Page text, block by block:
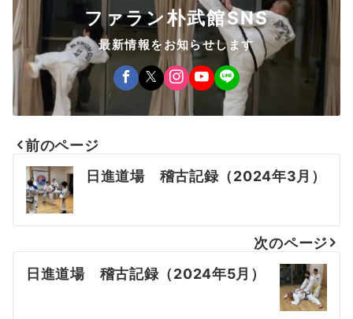
ファラン朴武館SNS
最新情報をお知らせします
投
稿
ナ
ビ
ゲ
前のページ
日進道場 稽古記録（2024年3月）
次のページ
日進道場 稽古記録（2024年5月）